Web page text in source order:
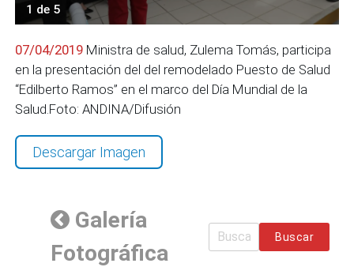
1 de 5
07/04/2019 Ministra de salud, Zulema Tomás, participa
en la presentación del del remodelado Puesto de Salud
“Edilberto Ramos” en el marco del Día Mundial de la
Salud.Foto: ANDINA/Difusión
Descargar Imagen
Galería
Fotográfica
Buscar